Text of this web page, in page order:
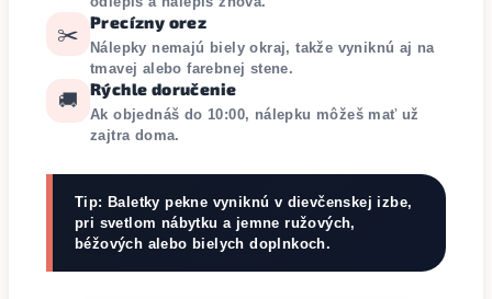
✂️
Precízny orez
Nálepky nemajú biely okraj, takže vyniknú aj na
tmavej alebo farebnej stene.
🚚
Rýchle doručenie
Ak objednáš do 10:00, nálepku môžeš mať už
zajtra doma.
Tip: Baletky pekne vyniknú v dievčenskej izbe,
pri svetlom nábytku a jemne ružových,
béžových alebo bielych doplnkoch.